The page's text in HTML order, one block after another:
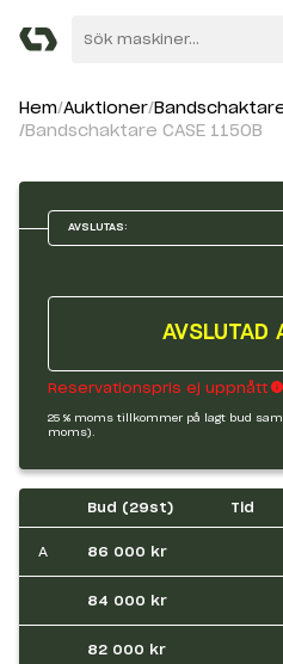
Hem Auktioner
Bandschaktare CASE 1150B
AVSLUTAS:
AVSLUTAD
Reservationspris ej uppnått
25 % moms tillkommer på lagt bud
moms).
Bud (29st) Tid
A 86 000 kr
84 000 kr
82 000 kr